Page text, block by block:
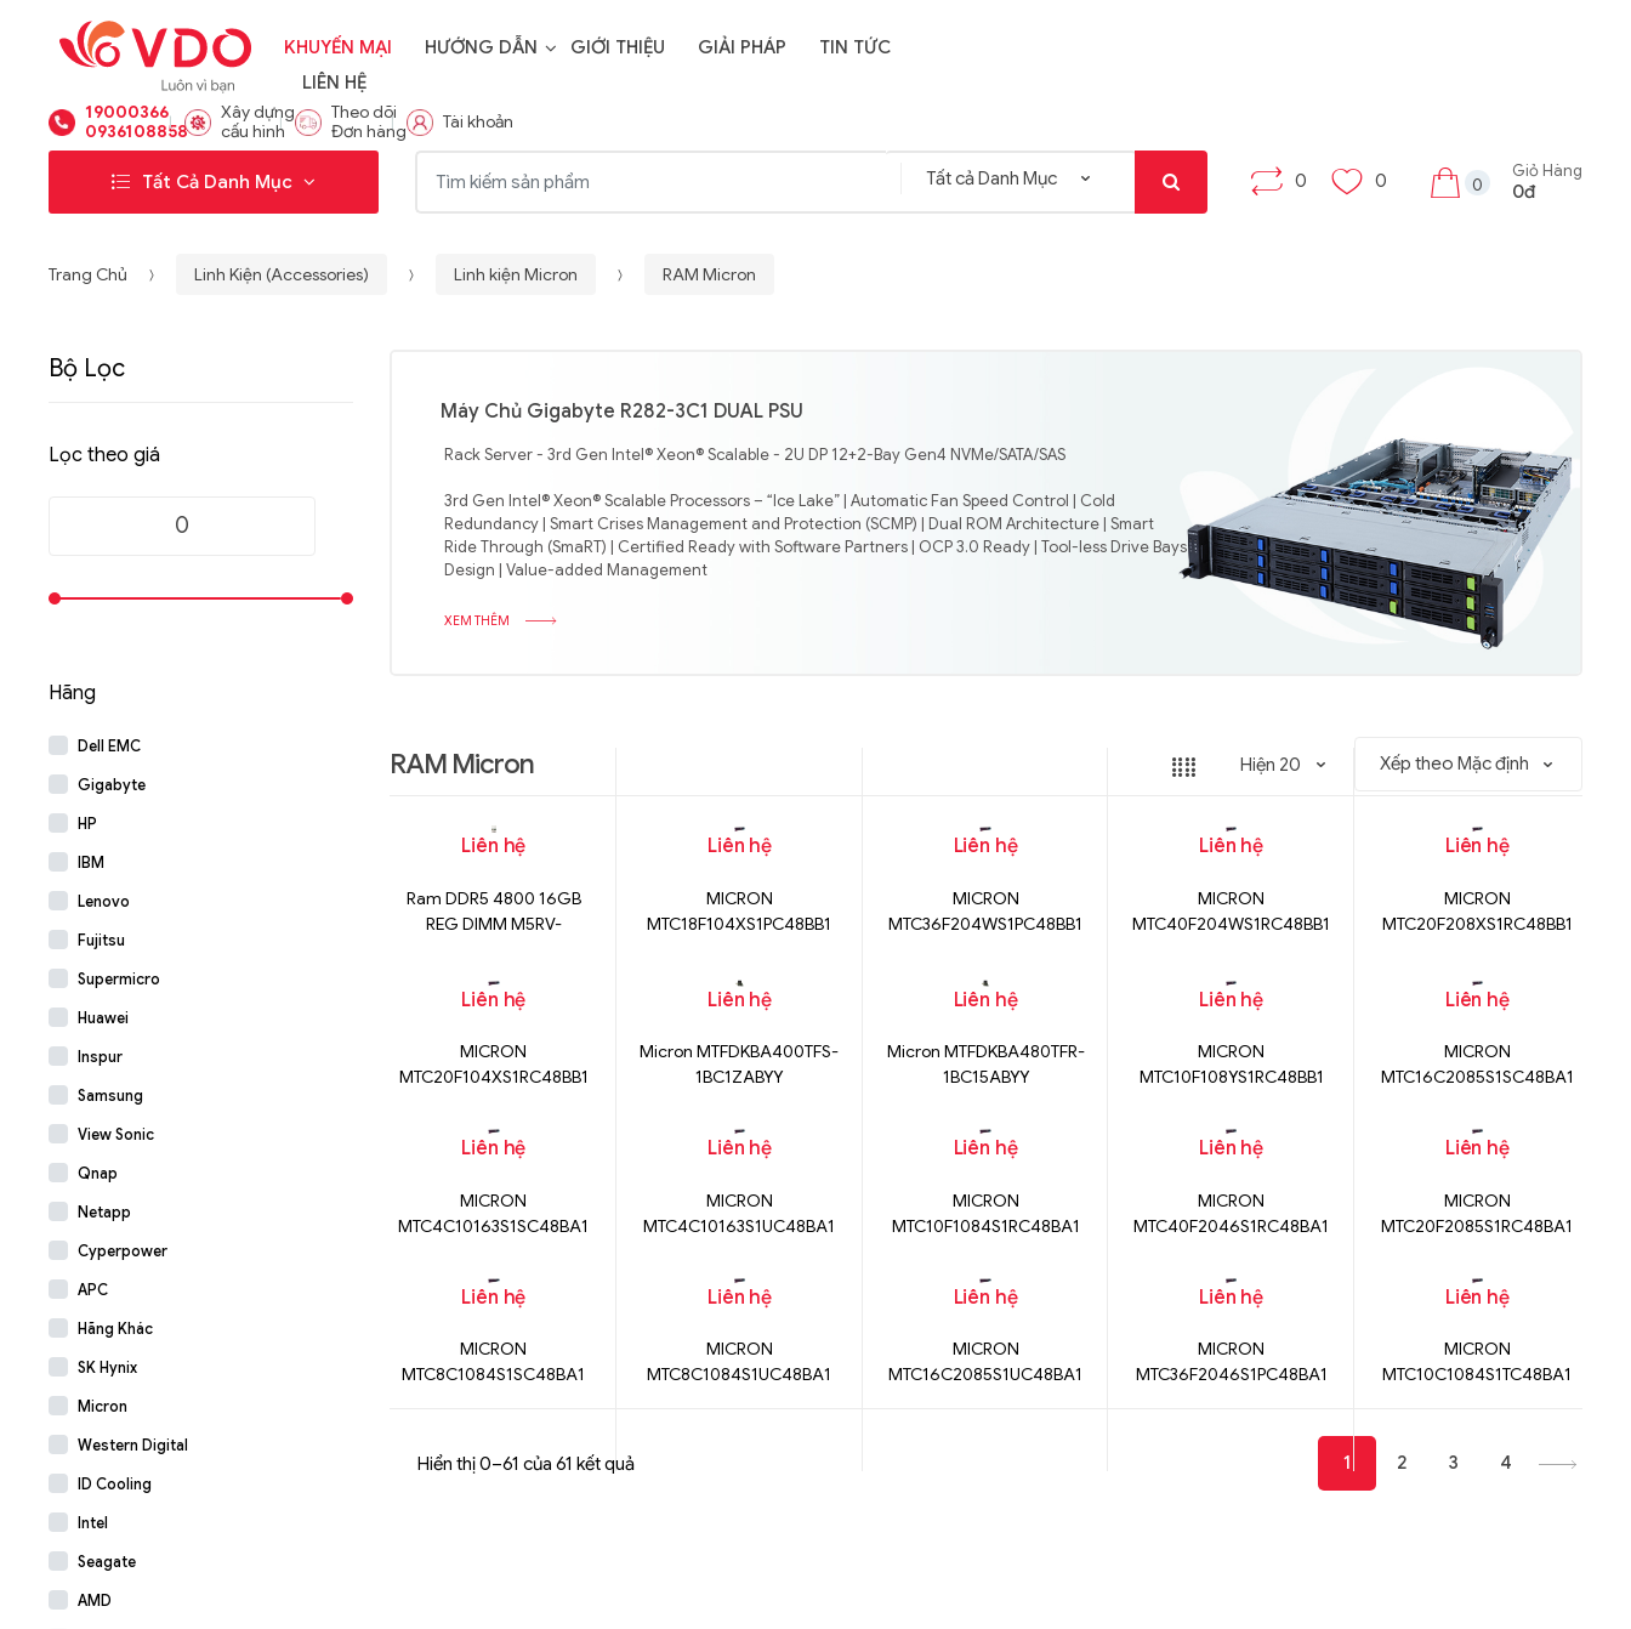
KHUYẾN MẠI HƯỚNG DẪN GIỚI THIỆU GIẢI PHÁP
TIN TỨC
LIÊN HỆ
19000366
0936108858
Xây dựng
cấu hình
Theo dõi
Đơn hàng
Tài khoản
Tất Cả Danh Mục 0 0 0
Giỏ Hàng
0đ
Trang Chủ Linh Kiện (Accessories) Linh kiện Micron RAM Micron
Máy Chủ Gigabyte R282-3C1 DUAL PSU
Rack Server - 3rd Gen Intel® Xeon® Scalable - 2U DP 12+2-Bay Gen4 NVMe/SATA/SAS
3rd Gen Intel® Xeon® Scalable Processors – “Ice Lake” | Automatic Fan Speed Control | Cold
Redundancy | Smart Crises Management and Protection (SCMP) | Dual ROM Architecture | Smart
Ride Through (SmaRT) | Certified Ready with Software Partners | OCP 3.0 Ready | Tool-less Drive Bays
Design | Value-added Management
XEM THÊM
RAM Micron
Liên hệ
Ram DDR5 4800 16GB
REG DIMM M5RV-
Liên hệ
MICRON
MTC18F104XS1PC48BB1
Liên hệ
MICRON
MTC36F204WS1PC48BB1
Liên hệ
MICRON
MTC40F204WS1RC48BB1
Liên hệ
MICRON
MTC20F208XS1RC48BB1
Liên hệ
MICRON
MTC20F104XS1RC48BB1
Liên hệ
Micron MTFDKBA400TFS-
1BC1ZABYY
Liên hệ
Micron MTFDKBA480TFR-
1BC15ABYY
Liên hệ
MICRON
MTC10F108YS1RC48BB1
Liên hệ
MICRON
MTC16C2085S1SC48BA1
Liên hệ
MICRON
MTC4C10163S1SC48BA1
Liên hệ
MICRON
MTC4C10163S1UC48BA1
Liên hệ
MICRON
MTC10F1084S1RC48BA1
Liên hệ
MICRON
MTC40F2046S1RC48BA1
Liên hệ
MICRON
MTC20F2085S1RC48BA1
Liên hệ
MICRON
MTC8C1084S1SC48BA1
Liên hệ
MICRON
MTC8C1084S1UC48BA1
Liên hệ
MICRON
MTC16C2085S1UC48BA1
Liên hệ
MICRON
MTC36F2046S1PC48BA1
Liên hệ
MICRON
MTC10C1084S1TC48BA1
Hiển thị 0–61 của 61 kết quả 1 2 3 4
Bộ Lọc
Lọc theo giá
Hãng
Dell EMC
Gigabyte
HP
IBM
Lenovo
Fujitsu
Supermicro
Huawei
Inspur
Samsung
View Sonic
Qnap
Netapp
Cyperpower
APC
Hãng Khác
SK Hynix
Micron
Western Digital
ID Cooling
Intel
Seagate
AMD